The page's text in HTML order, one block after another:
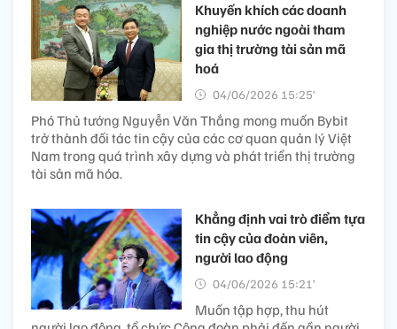
Khuyến khích các doanh
nghiệp nước ngoài tham
gia thị trường tài sản mã
hoá
04/06/2026 15:25’
Phó Thủ tướng Nguyễn Văn Thắng mong muốn Bybit
trở thành đối tác tin cậy của các cơ quan quản lý Việt
Nam trong quá trình xây dựng và phát triển thị trường
tài sản mã hóa.
Khẳng định vai trò điểm tựa
tin cậy của đoàn viên,
người lao động
04/06/2026 15:21’
Muốn tập hợp, thu hút